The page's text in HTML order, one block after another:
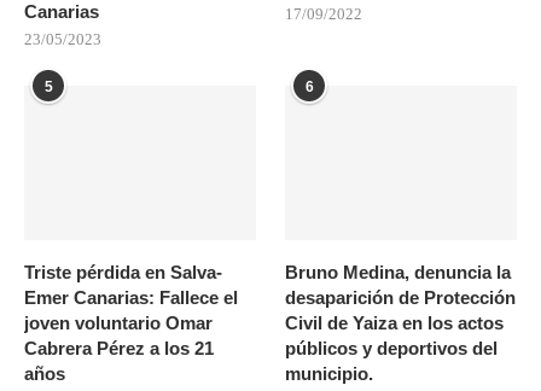
Canarias
23/05/2023
17/09/2022
5
Triste pérdida en Salva-
Emer Canarias: Fallece el
joven voluntario Omar
Cabrera Pérez a los 21
años
6
Bruno Medina, denuncia la
desaparición de Protección
Civil de Yaiza en los actos
públicos y deportivos del
municipio.